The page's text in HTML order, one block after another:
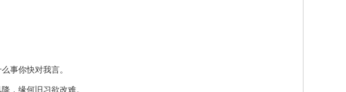
事你快对我言。
，缘何旧习欲改难。